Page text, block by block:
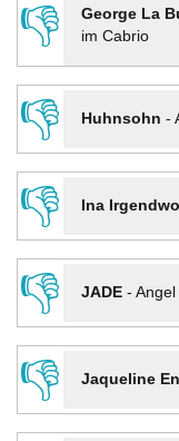
👎
George La
im Cabrio
👎
Huhnsohn -
👎
Ina Irgendwo
👎
JADE-
👎
Jaqueline